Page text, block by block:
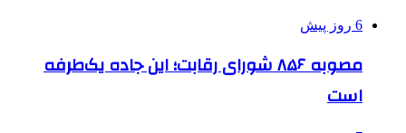
6 روز پیش
مصوبه ۸۵۶ شورای رقابت؛ این جاده یک‌طرفه
است